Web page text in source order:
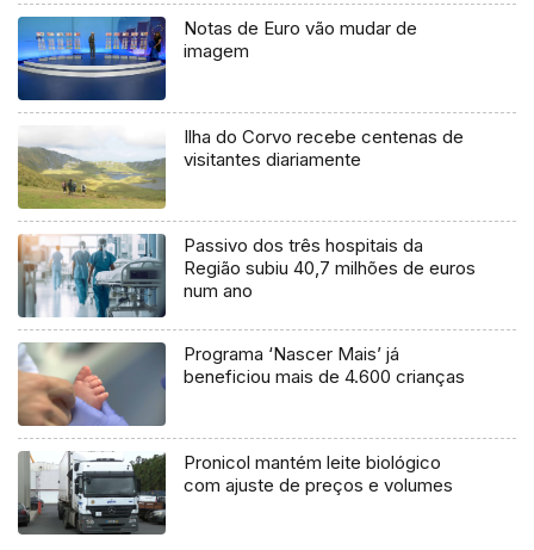
Notas de Euro vão mudar de
imagem
Ilha do Corvo recebe centenas de
visitantes diariamente
Passivo dos três hospitais da
Região subiu 40,7 milhões de euros
num ano
Programa ‘Nascer Mais’ já
beneficiou mais de 4.600 crianças
Pronicol mantém leite biológico
com ajuste de preços e volumes